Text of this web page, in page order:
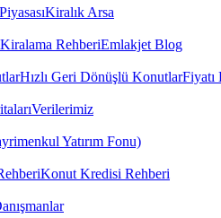
Kiralık Arsa
Kiralama RehberiEmlakjet Blog
Hızlı Geri Dönüşlü KonutlarFiyatı
Verilerimiz
Yatırım Fonu)
Konut Kredisi Rehberi